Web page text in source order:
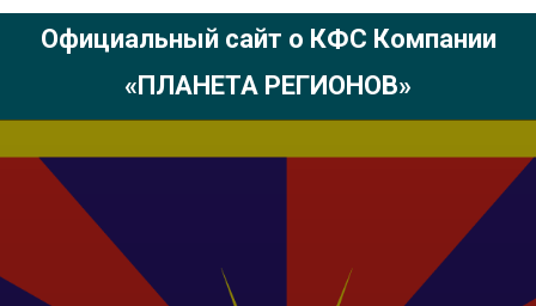
Официальный сайт о КФС Компании
«ПЛАНЕТА РЕГИОНОВ»